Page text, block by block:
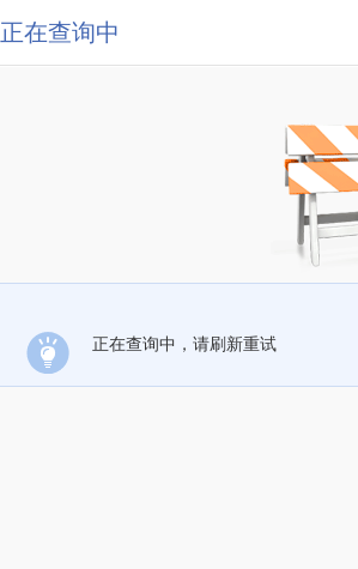
正在查询中
正在查询中，请刷新重试